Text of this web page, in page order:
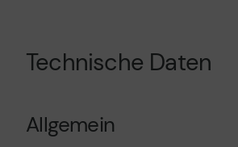
Technische Daten
Allgemein